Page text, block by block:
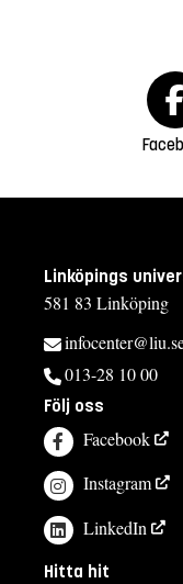
Linköpings
581 83 Linköping
013-28 10 00
Följ oss
Facebook
Instagram
LinkedIn
Hitta hit